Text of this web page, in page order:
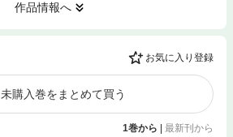
作品情報へ
お気に入り登録
未購入巻をまとめて買う
1巻から 最新刊から